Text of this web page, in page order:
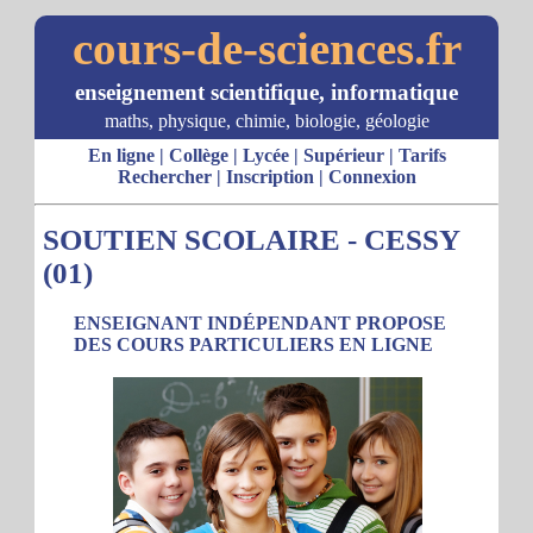
cours-de-sciences.fr
enseignement scientifique, informatique
maths, physique, chimie, biologie, géologie
En ligne| Collège| Lycée| Supérieur| Tarifs
Rechercher| Inscription | Connexion
SOUTIEN SCOLAIRE - CESSY
(01)
ENSEIGNANT INDÉPENDANT PROPOSE
DES COURS PARTICULIERS EN LIGNE